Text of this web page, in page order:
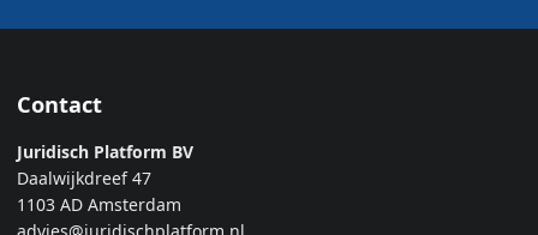
Contact
Juridisch Platform BV
Daalwijkdreef 47
1103 AD Amsterdam